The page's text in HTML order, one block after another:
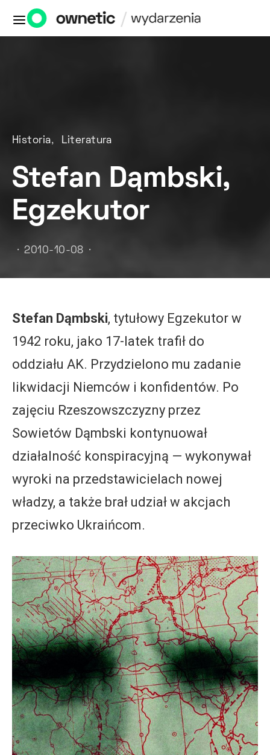
Historia Literatura
Stefan Dąmbski,
Egzekutor
2010-10-08
Stefan Dąmbski, tytułowy Egzekutor w
1942 roku, jako 17-latek trafił do
oddziału AK. Przydzielono mu zadanie
likwidacji Niemców i konfidentów. Po
zajęciu Rzeszowszczyzny przez
Sowietów Dąmbski kontynuował
działalność konspiracyjną — wykonywał
wyroki na przedstawicielach nowej
władzy, a także brał udział w akcjach
przeciwko Ukraińcom.